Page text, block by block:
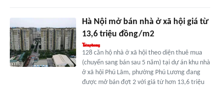
Hà Nội mở bán nhà ở xã hội giá từ
13,6 triệu đồng/m2
128 căn hộ nhà ở xã hội theo diện thuê mua
(chuyển sang bán sau 5 năm) tại dự án khu nhà
ở xã hội Phú Lãm, phường Phú Lương đang
được mở bán đợt 2 với giá từ hơn 13,6 triệu